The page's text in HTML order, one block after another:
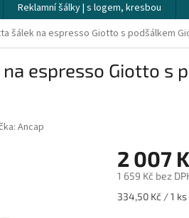
Reklamní šálky | s logem, kresbou
šálek na espresso Giotto s podšálkem
espresso Giotto s
Ancap
2 007
1 659 Kč bez
Měrná
334,50 Kč / 1 ks